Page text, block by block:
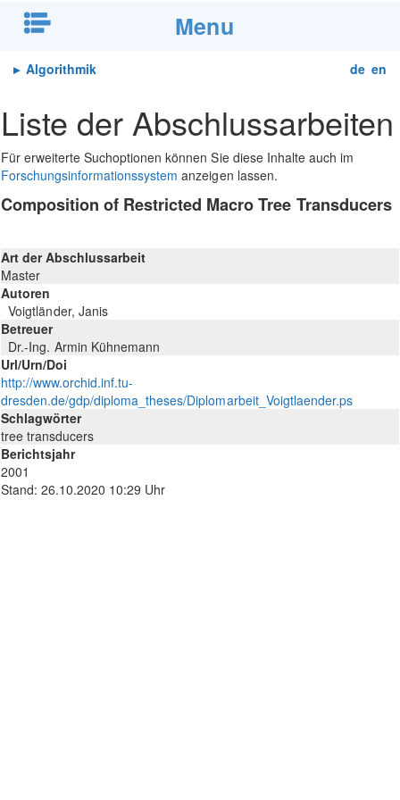
Menu
▸ Algorithmik de en
Liste der Abschlussarbeiten
Für erweiterte Suchoptionen können Sie diese Inhalte auch im
Forschungsinformationssystem anzeigen lassen.
Composition of Restricted Macro Tree Transducers
Art der Abschlussarbeit
Master
Autoren
Voigtländer, Janis
Betreuer
Dr.-Ing. Armin Kühnemann
Url/Urn/Doi
http://www.orchid.inf.tu-
dresden.de/gdp/diploma_theses/Diplomarbeit_Voigtlaender.ps
Schlagwörter
tree transducers
Berichtsjahr
2001
Stand: 26.10.2020 10:29 Uhr